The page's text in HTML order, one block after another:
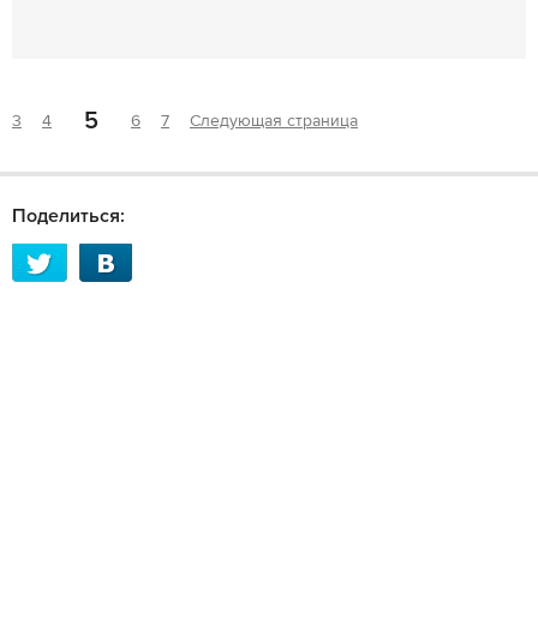
3 4 5 6 7 Следующая страница
Поделиться: